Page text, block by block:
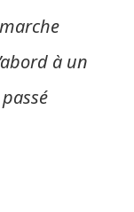
à un